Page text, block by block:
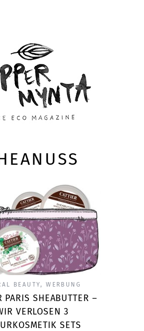
BEAUTY,WERBUNG
PARIS SHEABUTTER –
VERLOSEN 3
SETS